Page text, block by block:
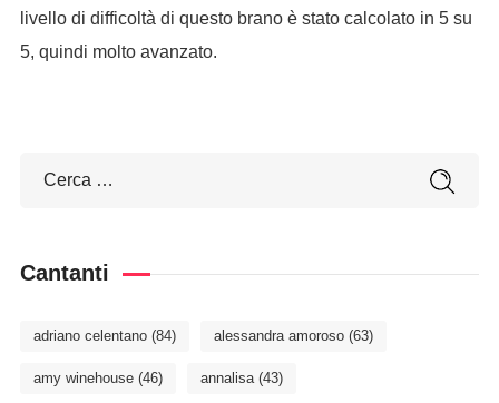
livello di difficoltà di questo brano è stato calcolato in 5 su
5, quindi molto avanzato.
Cantanti
adriano celentano(84) alessandra amoroso(63)
amy winehouse(46) annalisa(43)